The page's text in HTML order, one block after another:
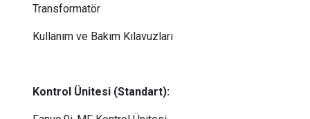
Transformatör
Kullanım ve Bakım Kılavuzları
Kontrol Ünitesi (Standart):